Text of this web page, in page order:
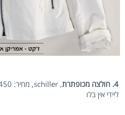
4. חולצה מכופתרת
, schiller, מחיר: 450 ש"ח
ליידי אין בלו